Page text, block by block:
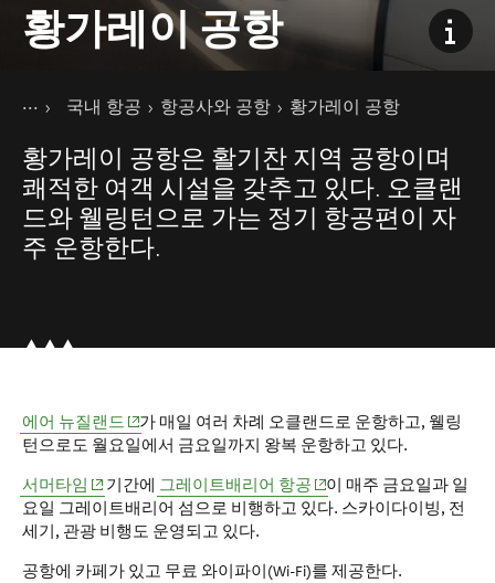
황가레이 공항
현재 페이지
홈
국내 항공 항공사와 공항 황가레이 공항
황가레이 공항은 활기찬 지역 공항이며
쾌적한 여객 시설을 갖추고 있다. 오클랜
드와 웰링턴으로 가는 정기 항공편이 자
주 운항한다.
에어 뉴질랜드 (opens in new window)
가 매일 여러 차례 오클랜드로 운항하고, 웰링
턴으로도 월요일에서 금요일까지 왕복 운항하고 있다.
서머타임 (opens in new window)
기간에 그레이트배리어 항공 (opens in new window)
이 매주 금요일과 일
요일 그레이트배리어 섬으로 비행하고 있다. 스카이다이빙, 전
세기, 관광 비행도 운영되고 있다.
공항에 카페가 있고 무료 와이파이(Wi-Fi)를 제공한다.